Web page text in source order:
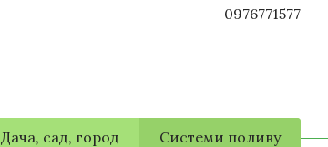
0976771577
Дача, сад, город Системи поливу